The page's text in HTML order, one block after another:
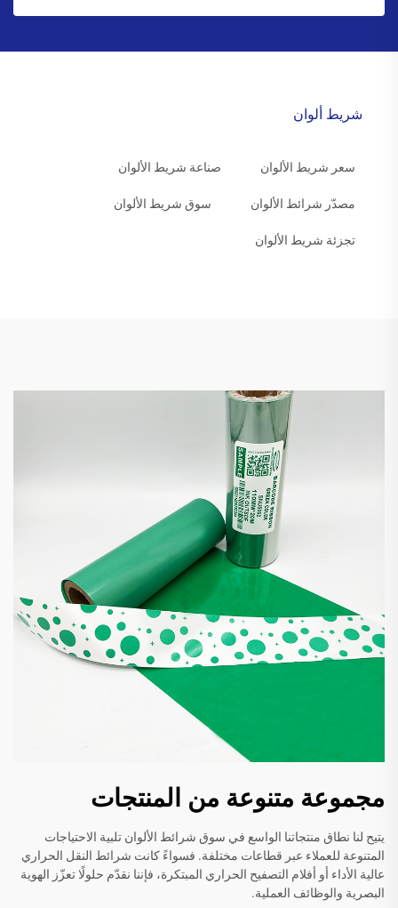
شريط ألوان
سعر شريط الألوان صناعة شريط الألوان
مصدّر شرائط الألوان سوق شريط الألوان
تجزئة شريط الألوان
مجموعة متنوعة من المنتجات
يتيح لنا نطاق منتجاتنا الواسع في سوق شرائط الألوان تلبية الاحتياجات
المتنوعة للعملاء عبر قطاعات مختلفة. فسواءً كانت شرائط النقل الحراري
عالية الأداء أو أفلام التصفيح الحراري المبتكرة، فإننا نقدّم حلولًا تعزّز الهوية
البصرية والوظائف العملية.